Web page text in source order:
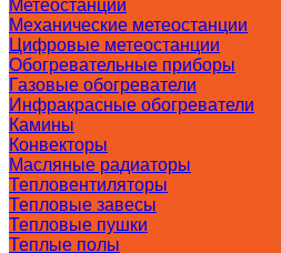
Метеостанции
Механические метеостанции
Цифровые метеостанции
Обогревательные приборы
Газовые обогреватели
Инфракрасные обогреватели
Камины
Конвекторы
Масляные радиаторы
Тепловентиляторы
Тепловые завесы
Тепловые пушки
Теплые полы